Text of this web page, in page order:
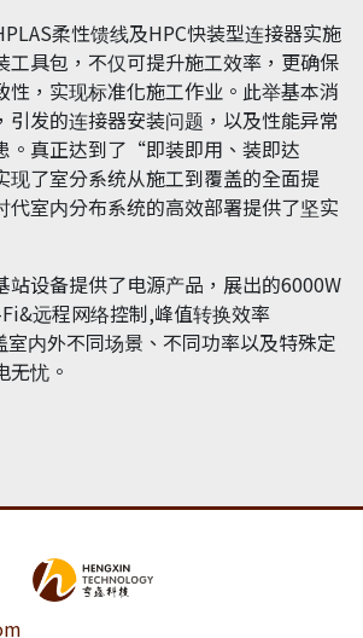
柔性馈线及HPC快装型连接器实施
工具包，不仅可提升施工效率，更确保
性，实现标准化施工作业。此举基本消
引发的连接器安装问题，以及性能异常
。真正达到了“即装即用、装即达
了室分系统从施工到覆盖的全面提
代室内分布系统的高效部署提供了坚实
站设备提供了电源产品，展出的6000W
远程网络控制,峰值转换效率
内外不同场景、不同功率以及特殊定
无忧。